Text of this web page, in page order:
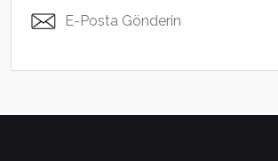
E-Posta Gönderin